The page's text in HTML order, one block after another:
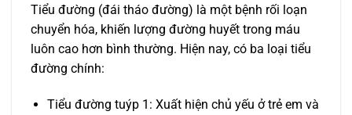
Tiểu đường (đái tháo đường) là một bệnh rối loạn
chuyển hóa, khiến lượng đường huyết trong máu
luôn cao hơn bình thường. Hiện nay, có ba loại tiểu
đường chính:
Tiểu đường tuýp 1: Xuất hiện chủ yếu ở trẻ em và